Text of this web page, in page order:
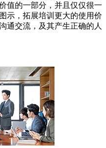
值的一部分，并且仅仅很一
示，拓展培训更大的使用价
通交流，及其产生正确的人